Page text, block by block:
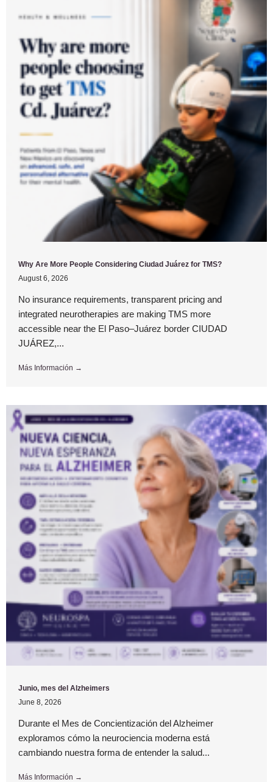
Why Are More People Considering Ciudad Juárez for TMS?
August 6, 2026
No insurance requirements, transparent pricing and
integrated neurotherapies are making TMS more
accessible near the El Paso–Juárez border CIUDAD
JUÁREZ,...
Más Información →
Junio, mes del Alzheimers
June 8, 2026
Durante el Mes de Concientización del Alzheimer
exploramos cómo la neurociencia moderna está
cambiando nuestra forma de entender la salud...
Más Información →